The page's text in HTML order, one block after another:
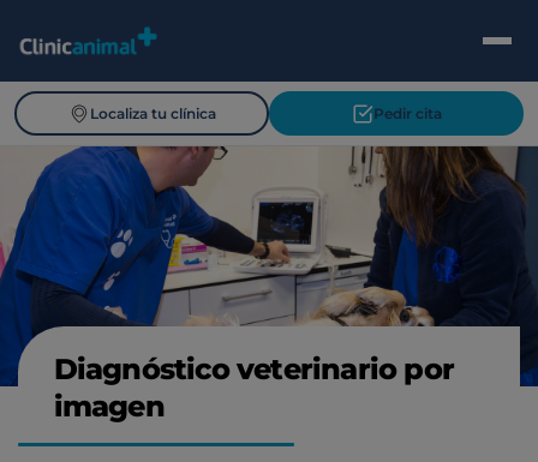
Localiza tu clínica Pedir cita
Diagnóstico veterinario por
imagen